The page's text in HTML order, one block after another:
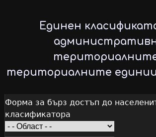
to
main
content
Единен
териториалните
Форма за бърз достъп до
класификатора